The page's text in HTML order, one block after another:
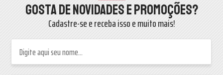
Gosta de novidades e promoções?
Cadastre-se e receba isso e muito mais!